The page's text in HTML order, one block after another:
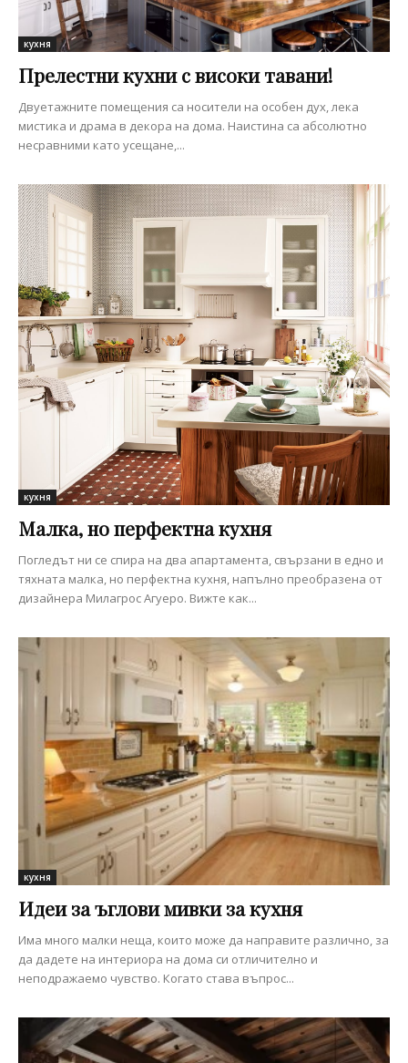
кухня
Прелестни кухни с високи тавани!
Двуетажните помещения са носители на особен дух, лека
мистика и драма в декора на дома. Наистина са абсолютно
несравними като усещане,...
кухня
Малка, но перфектна кухня
Погледът ни се спира на два апартамента, свързани в едно и
тяхната малка, но перфектна кухня, напълно преобразена от
дизайнера Милагрос Агуеро. Вижте как...
кухня
Идеи за ъглови мивки за кухня
Има много малки неща, които може да направите различно, за
да дадете на интериора на дома си отличително и
неподражаемо чувство. Когато става въпрос...